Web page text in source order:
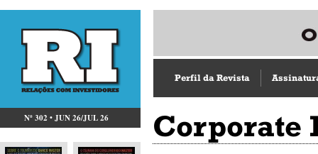
Nº 302 • JUN 26/JUL 26
Perfil da Revista
Corporate